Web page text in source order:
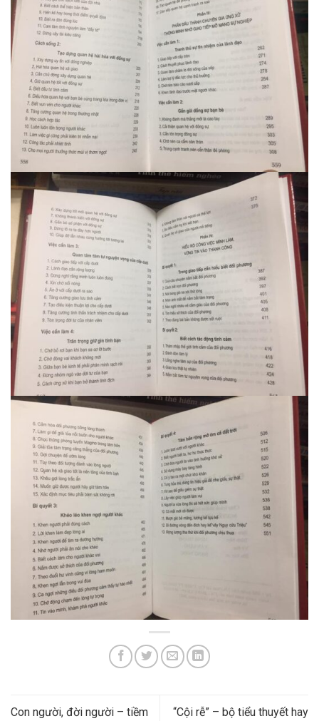
Con người, đời người – tiềm
“Cội rễ” – bộ tiểu thuyết hay